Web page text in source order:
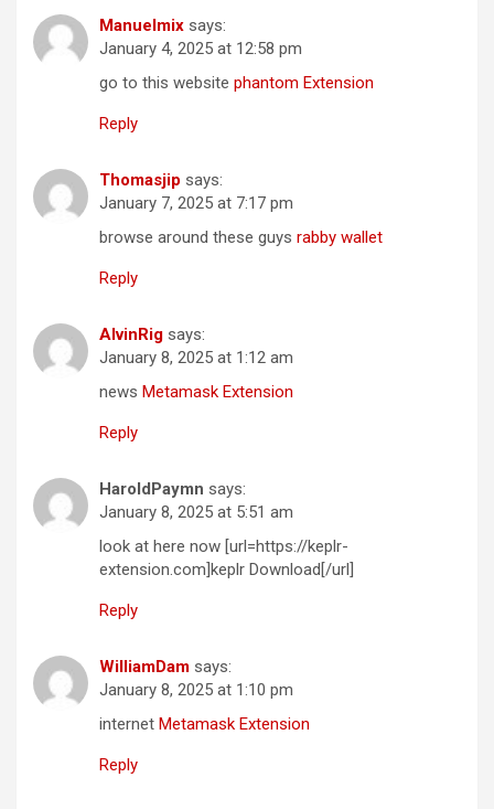
Manuelmix says:
January 4, 2025 at 12:58 pm
go to this website phantom Extension
Reply
Thomasjip says:
January 7, 2025 at 7:17 pm
browse around these guys rabby wallet
Reply
AlvinRig says:
January 8, 2025 at 1:12 am
news Metamask Extension
Reply
HaroldPaymn says:
January 8, 2025 at 5:51 am
look at here now [url=https://keplr-
extension.com]keplr Download[/url]
Reply
WilliamDam says:
January 8, 2025 at 1:10 pm
internet Metamask Extension
Reply